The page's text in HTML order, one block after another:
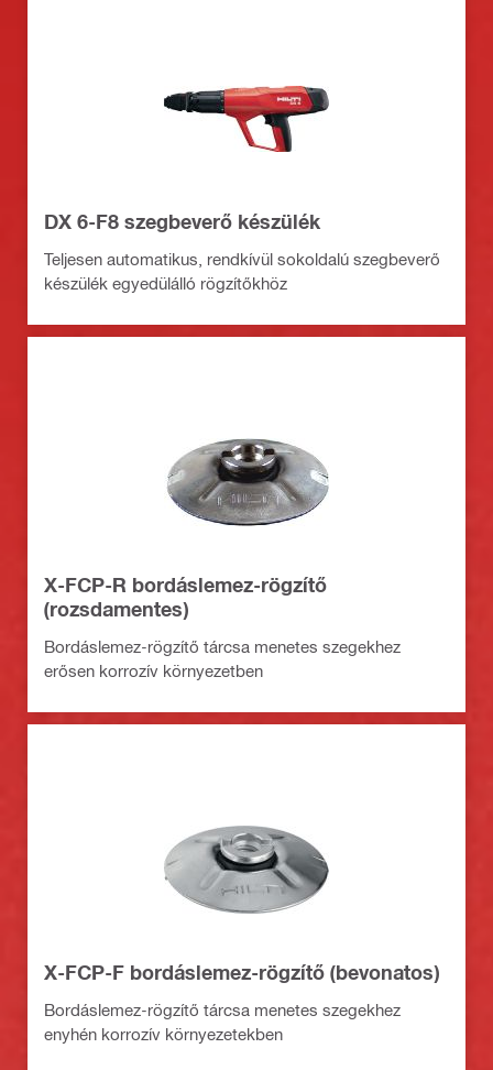
DX 6-F8 szegbeverő készülék
Teljesen automatikus, rendkívül sokoldalú szegbeverő
készülék egyedülálló rögzítőkhöz
X-FCP-R bordáslemez-rögzítő
(rozsdamentes)
Bordáslemez-rögzítő tárcsa menetes szegekhez
erősen korrozív környezetben
X-FCP-F bordáslemez-rögzítő (bevonatos)
Bordáslemez-rögzítő tárcsa menetes szegekhez
enyhén korrozív környezetekben